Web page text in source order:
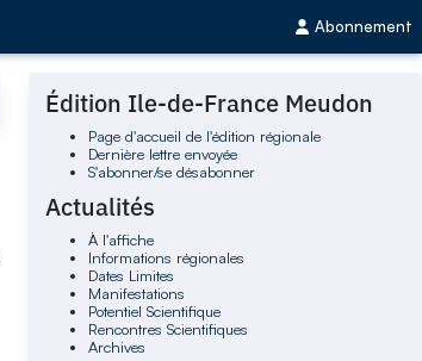
Abonnement
Édition Ile-de-France Meudon
Page d'accueil de l'édition régionale
Dernière lettre envoyée
S'abonner/se désabonner
Actualités
À l'affiche
Informations régionales
Dates Limites
Manifestations
Potentiel Scientifique
Rencontres Scientifiques
Archives